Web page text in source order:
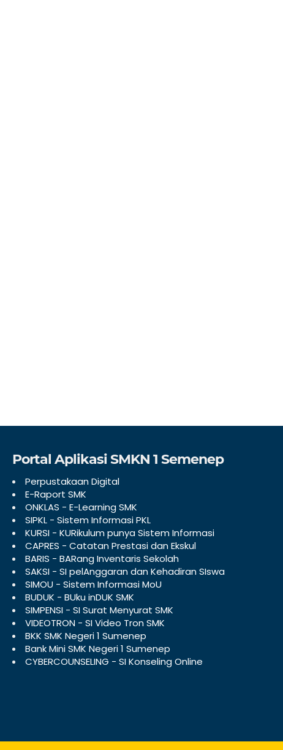
Portal Aplikasi SMKN 1 Semenep
Perpustakaan Digital
E-Raport SMK
ONKLAS - E-Learning SMK
SIPKL - Sistem Informasi PKL
KURSI - KURikulum punya Sistem Informasi
CAPRES - Catatan Prestasi dan Ekskul
BARIS - BARang Inventaris Sekolah
SAKSI - SI pelAnggaran dan Kehadiran SIswa
SIMOU - Sistem Informasi MoU
BUDUK - BUku inDUK SMK
SIMPENSI - SI Surat Menyurat SMK
VIDEOTRON - SI Video Tron SMK
BKK SMK Negeri 1 Sumenep
Bank Mini SMK Negeri 1 Sumenep
CYBERCOUNSELING - SI Konseling Online